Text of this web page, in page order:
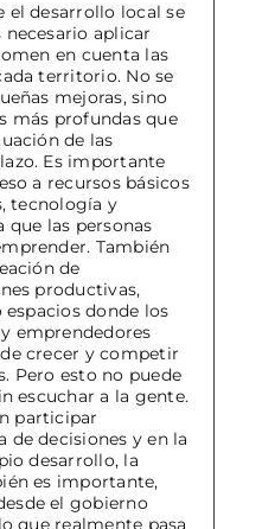
el desarrollo local se
necesario aplicar
en cuenta las
territorio. No se
mejoras, sino
más profundas que
de las
Es importante
a recursos básicos
tecnología y
las personas
También
de
productivas,
espacios donde los
emprendedores
crecer y competir
Pero esto no puede
escuchar a la gente.
participar
decisiones y en la
desarrollo, la
es importante,
el gobierno
que realmente pasa